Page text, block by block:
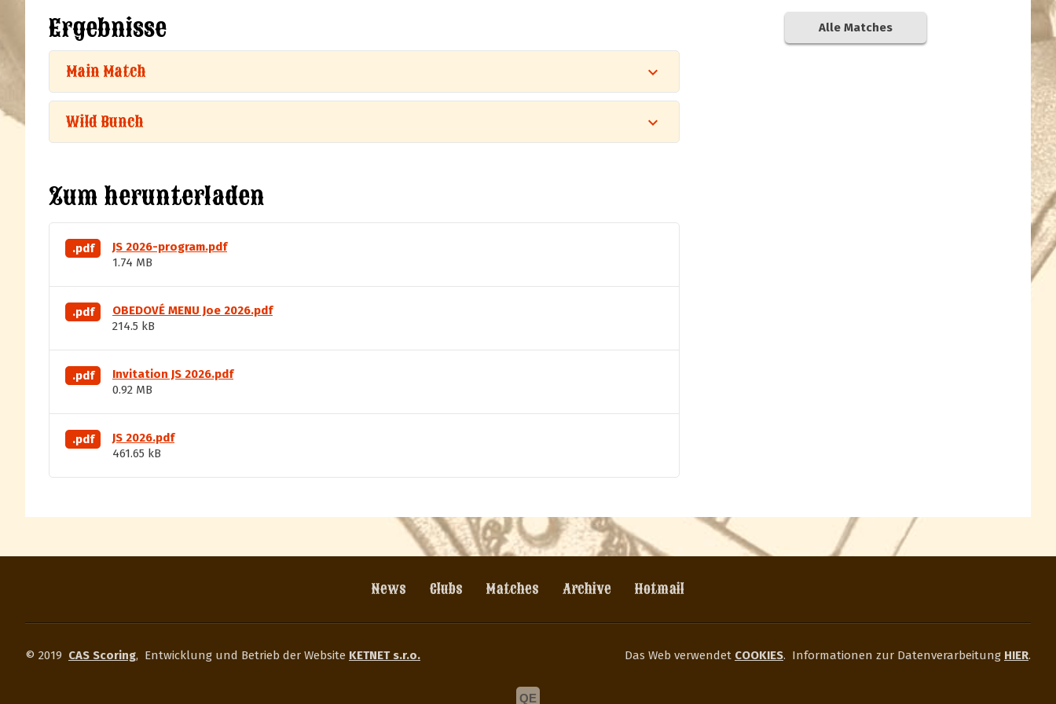
Ergebnisse
Main Match
Wild Bunch
Zum herunterladen
.pdf
JS 2026-program.pdf
1.74 MB
.pdf
OBEDOVÉ MENU Joe 2026.pdf
214.5 kB
.pdf
Invitation JS 2026.pdf
0.92 MB
.pdf
JS 2026.pdf
461.65 kB
Alle Matches
News Clubs Matches Archive Hotmail
© 2019 CAS Scoring, Entwicklung und Betrieb der Website KETNET s.r.o. Das Web verwendet COOKIES. Informationen zur Datenverarbeitung HIER.
QE